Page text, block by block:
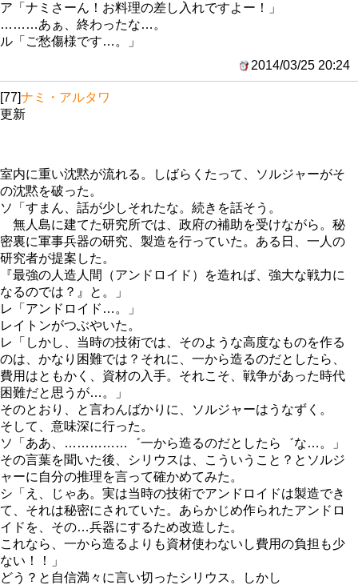
ア「ナミさーん！お料理の差し入れですよー！」
………あぁ、終わったな…。
ル「ご愁傷様です…。」
2014/03/25 20:24
[77]ナミ・アルタワ
更新
室内に重い沈黙が流れる。しばらくたって、ソルジャーがそ
の沈黙を破った。
ソ「すまん、話が少しそれたな。続きを話そう。
無人島に建てた研究所では、政府の補助を受けながら。秘
密裏に軍事兵器の研究、製造を行っていた。ある日、一人の
研究者が提案した。
『最強の人造人間（アンドロイド）を造れば、強大な戦力に
なるのでは？』と。」
レ「アンドロイド…。」
レイトンがつぶやいた。
レ「しかし、当時の技術では、そのような高度なものを作る
のは、かなり困難では？それに、一から造るのだとしたら、
費用はともかく、資材の入手。それこそ、戦争があった時代
困難だと思うが…。」
そのとおり、と言わんばかりに、ソルジャーはうなずく。
そして、意味深に行った。
ソ「ああ、……………゛一から造るのだとしたら゛な…。」
その言葉を聞いた後、シリウスは、こういうこと？とソルジ
ャーに自分の推理を言って確かめてみた。
シ「え、じゃあ。実は当時の技術でアンドロイドは製造でき
て、それは秘密にされていた。あらかじめ作られたアンドロ
イドを、その…兵器にするため改造した。
これなら、一から造るよりも資材使わないし費用の負担も少
ない！！」
どう？と自信満々に言い切ったシリウス。しかし